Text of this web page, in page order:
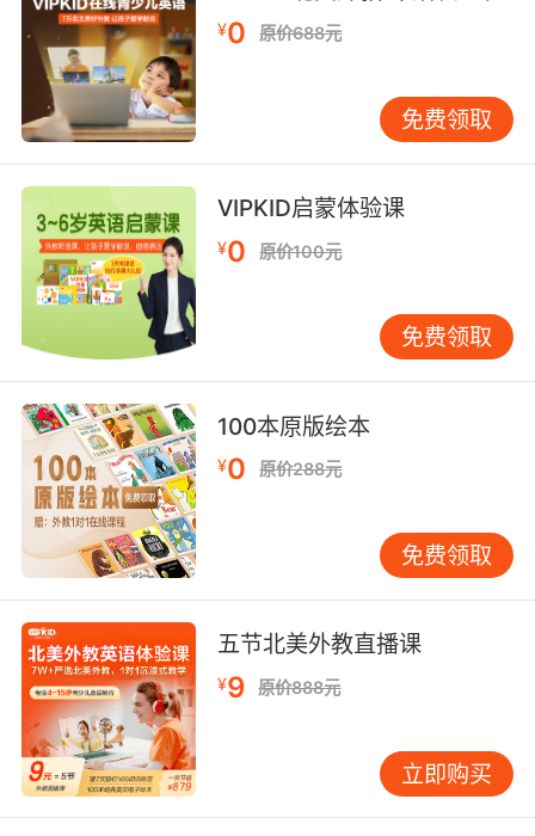
别论点、论据及二者间的支撑关系。 听力：理解
言外之意高考听力中，推理判断题比例增加，要
求孩子不仅能听懂字面信息，还需结合语境推断
言下之意。例如，听到“雨下得很大”和“我忘带伞
了”，可能需要推断说话者接下来的可能行动。 听
力训练需“精听”与“泛听”结合。精听要求逐句听懂
乃至复述，注重听前预测、听中抓关键信息、听
后总结；泛听则重在营造语境、培养语感。只泛
听不精听，往往效果有限。 写作：突破中式思维
高中写作要求逻辑清晰、表达地道且有深度。许
多学生作文语法无误，但仍是中文思维的直译，
不够自然。 提升写作可从“模仿”开始。分析优秀
范文的结构、用词与句式，并进行仿写，学习如
何引出话题、展开论述、使用连接词使文章连
贯。此外，“修改”环节至关重要。完成初稿后，
应自我检查或互改，修正语法、用词及逻辑问
题，针对性提升。 具体改善方案 1.词汇：建议建
立“主题词汇本”。按“环境”、“科技”等主题分类整
理高频词、短语及例句，帮助在相关语境中调
用。 2.语法：制作语法思维导图，将时态、从
句、非谓语等知识点串联成网。分析长难句时，
先找句子主干，再析修饰成分。 3.阅读：训练不
同阅读技巧：快速阅读抓大意，仔细阅读析细
节，批判性阅读评观点。针对不同文体调整阅读
方法。 4.听力：分层练习。从语速慢、发音清晰
的材料开始，逐步过渡到正常语速的真实对话。
听后务必分析错题原因。 5.写作：循序渐进。从
¥0 原价688元
免费领取
VIPKID启蒙体验课
¥0 原价100元
免费领取
100本原版绘本
¥0 原价288元
免费领取
五节北美外教直播课
¥9 原价888元
立即购买